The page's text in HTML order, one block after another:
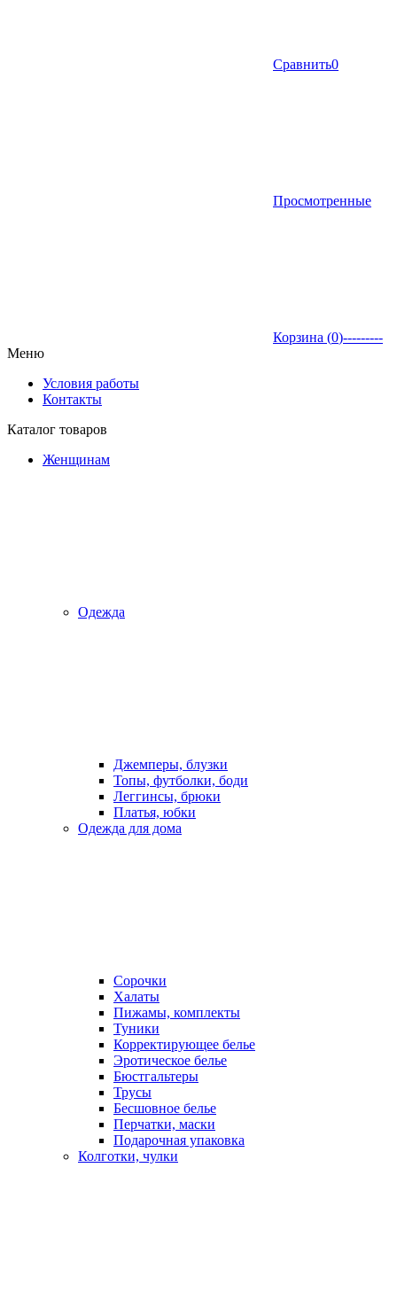
Сравнить0
Просмотренные
Корзина (0)---------
Меню
Условия работы
Контакты
Каталог товаров
Женщинам
Одежда
Джемперы, блузки
Топы, футболки, боди
Леггинсы, брюки
Платья, юбки
Одежда для дома
Сорочки
Халаты
Пижамы, комплекты
Туники
Корректирующее белье
Эротическое белье
Бюстгальтеры
Трусы
Бесшовное белье
Перчатки, маски
Подарочная упаковка
Колготки, чулки